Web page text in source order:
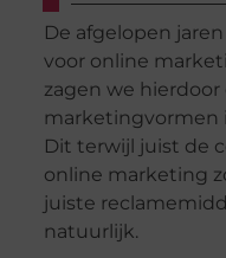
De afgelopen
voor online
zagen we
marketingvormen
Dit terwijl juist de
online marketing
juiste
natuurlijk.